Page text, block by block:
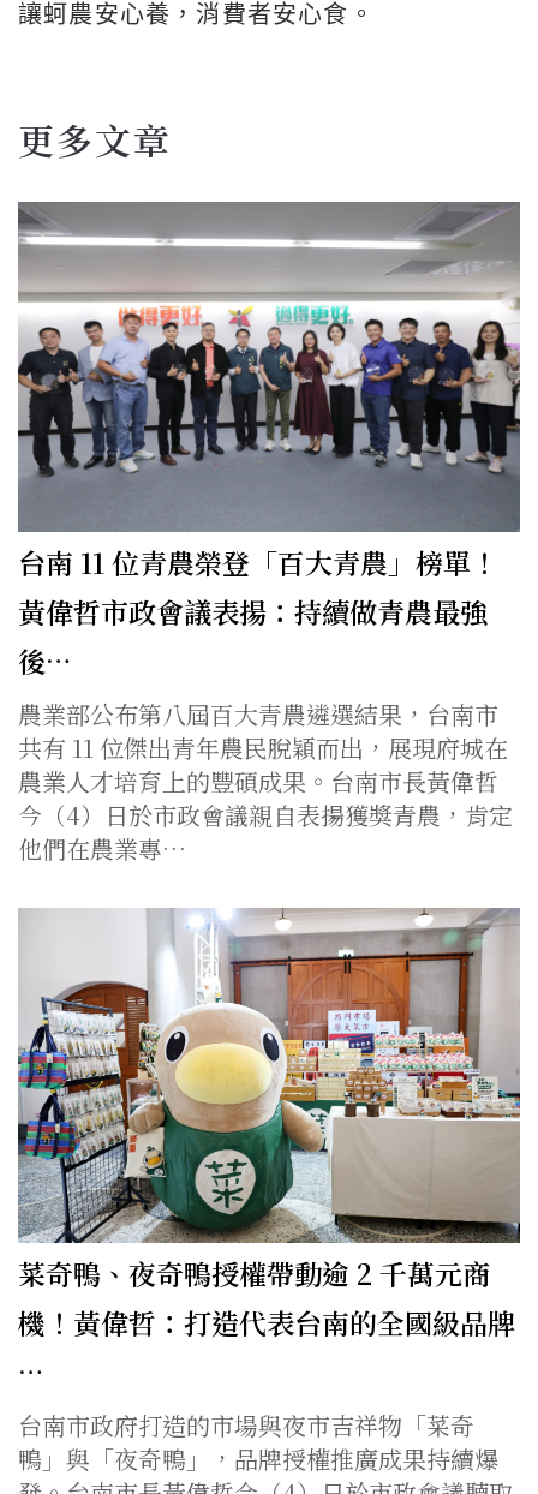
讓蚵農安心養，消費者安心食。
更多文章
台南 11 位青農榮登「百大青農」榜單！
黃偉哲市政會議表揚：持續做青農最強
後…
農業部公布第八屆百大青農遴選結果，台南市
共有 11 位傑出青年農民脫穎而出，展現府城在
農業人才培育上的豐碩成果。台南市長黃偉哲
今（4）日於市政會議親自表揚獲獎青農，肯定
他們在農業專…
菜奇鴨、夜奇鴨授權帶動逾 2 千萬元商
機！黃偉哲：打造代表台南的全國級品牌
…
台南市政府打造的市場與夜市吉祥物「菜奇
鴨」與「夜奇鴨」，品牌授權推廣成果持續爆